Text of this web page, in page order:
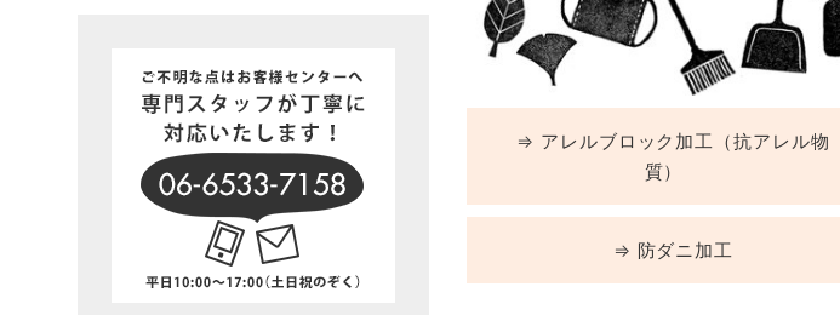
NEXTHOME
BIG SIZE RUG
在庫一掃アウトレット
⇒ アレルブロック加工（抗アレル物
質）
⇒ 防ダニ加工